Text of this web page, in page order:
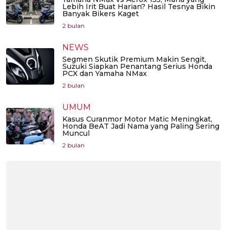
Lebih Irit Buat Harian? Hasil Tesnya Bikin
Banyak Bikers Kaget
2 bulan
NEWS
Segmen Skutik Premium Makin Sengit,
Suzuki Siapkan Penantang Serius Honda
PCX dan Yamaha NMax
2 bulan
UMUM
Kasus Curanmor Motor Matic Meningkat,
Honda BeAT Jadi Nama yang Paling Sering
Muncul
2 bulan